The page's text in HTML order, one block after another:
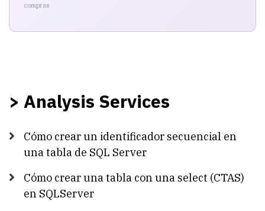
compras
> Analysis Services
Cómo crear un identificador secuencial en
una tabla de SQL Server
Cómo crear una tabla con una select (CTAS)
en SQLServer